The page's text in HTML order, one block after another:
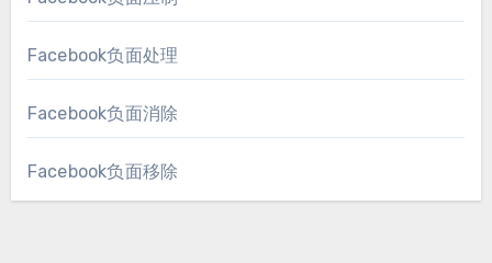
Facebook负面处理
Facebook负面消除
Facebook负面移除